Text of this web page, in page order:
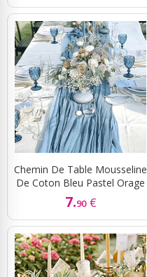
Chemin De Table Mousseline
De Coton Bleu Pastel Orage
7.90 €